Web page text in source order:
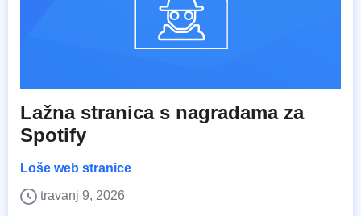
Lažna stranica s nagradama za
Spotify
Loše web stranice
travanj 9, 2026